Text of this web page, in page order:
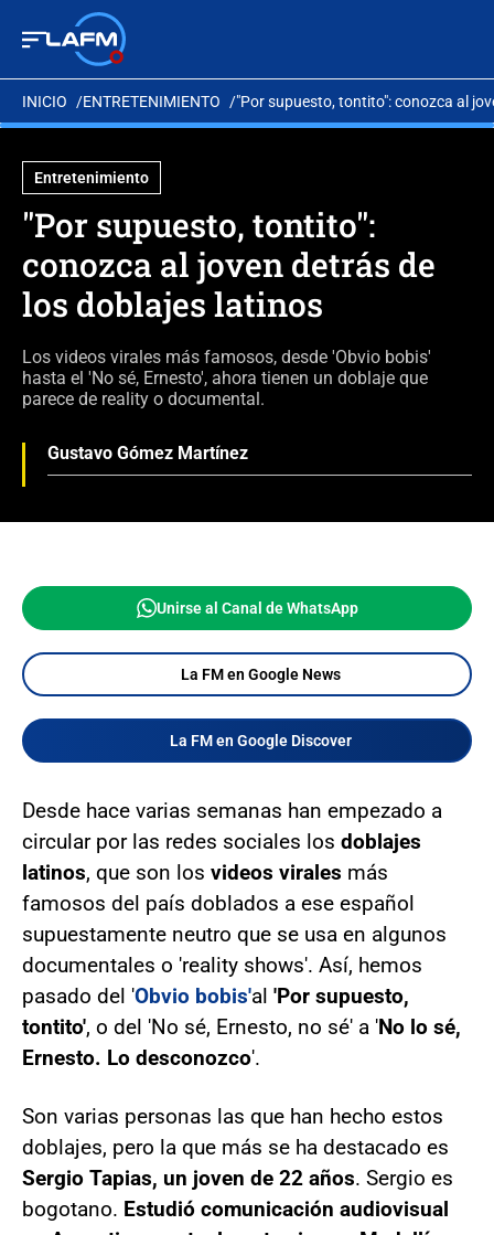
INICIO ENTRETENIMIENTO "Por supuesto, tontito": conozca al
Entretenimiento
"Por supuesto, tontito":
conozca al joven detrás de
los doblajes latinos
Los videos virales más famosos, desde 'Obvio bobis'
hasta el 'No sé, Ernesto', ahora tienen un doblaje que
parece de reality o documental.
Gustavo Gómez Martínez
Unirse al Canal de WhatsApp
La FM en Google News
La FM en Google Discover
Desde hace varias semanas han empezado a
circular por las redes sociales los doblajes
latinos, que son los videos virales más
famosos del país doblados a ese español
supuestamente neutro que se usa en algunos
documentales o 'reality shows'. Así, hemos
pasado del 'Obvio bobis'al 'Por supuesto,
tontito', o del 'No sé, Ernesto, no sé' a 'No lo sé,
Ernesto. Lo desconozco'.
Son varias personas las que han hecho estos
doblajes, pero la que más se ha destacado es
Sergio Tapias, un joven de 22 años. Sergio es
bogotano. Estudió comunicación audiovisual